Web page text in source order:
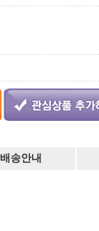
배송안내